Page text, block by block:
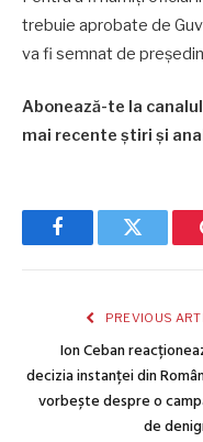
trebuie aprobate de
va fi semnat de
Abonează-te la
mai recente știri și
FacebookTwitter
PREVIOUS
Ion Ceban
decizia instanței din
vorbește despre o
de